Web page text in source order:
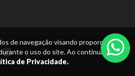
de navegação visando proporcionar
o uso do site. Ao continuar, você
de Privacidade.